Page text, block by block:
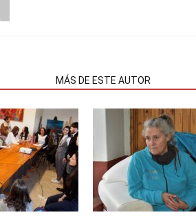
MÁS DE ESTE AUTOR